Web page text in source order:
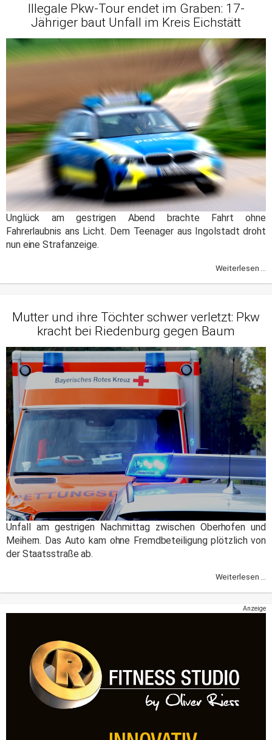
Illegale Pkw-Tour endet im Graben: 17-
Jähriger baut Unfall im Kreis Eichstätt
Unglück am gestrigen Abend brachte Fahrt ohne
Fahrerlaubnis ans Licht. Dem Teenager aus Ingolstadt droht
nun eine Strafanzeige.
Weiterlesen ...
Mutter und ihre Töchter schwer verletzt: Pkw
kracht bei Riedenburg gegen Baum
Unfall am gestrigen Nachmittag zwischen Oberhofen und
Meihern. Das Auto kam ohne Fremdbeteiligung plötzlich von
der Staatsstraße ab.
Weiterlesen ...
Anzeige